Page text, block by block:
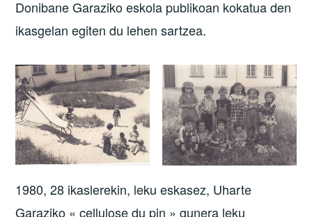
Donibane Garaziko eskola publikoan kokatua den
ikasgelan egiten du lehen sartzea.
1980, 28 ikaslerekin, leku eskasez, Uharte
Garaziko « cellulose du pin » gunera leku